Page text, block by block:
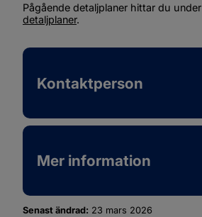
Pågående detaljplaner hittar du under
detaljplaner.
Kontaktperson
Mer information
Senast ändrad: 23 mars 2026